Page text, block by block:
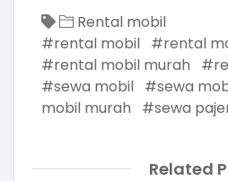
Rental mobil
#rental mobil #rental
#rental mobil murah
#sewa mobil #sewa
mobil murah
#sewa
Related